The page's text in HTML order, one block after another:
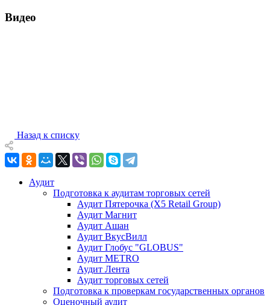
Видео
Назад к списку
Аудит
Подготовка к аудитам торговых сетей
Аудит Пятерочка (X5 Retail Group)
Аудит Магнит
Аудит Ашан
Аудит ВкусВилл
Аудит Глобус "GLOBUS"
Аудит METRO
Аудит Лента
Аудит торговых сетей
Подготовка к проверкам государственных органов
Оценочный аудит